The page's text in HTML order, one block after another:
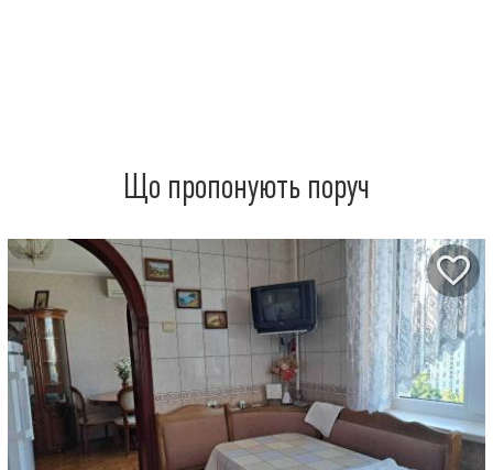
Що пропонують поруч